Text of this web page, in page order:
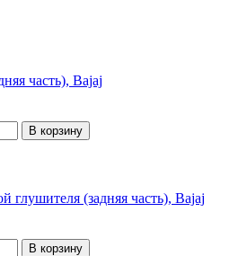
часть), Bajaj
В корзину
глушителя (задняя часть), Bajaj
В корзину